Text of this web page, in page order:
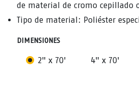
de material de cromo cepillado
Tipo de material: Poliéster
DIMENSIONES
2" x 70' 4" x 70'